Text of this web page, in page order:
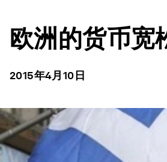
欧洲的货币宽
2015年4月10日